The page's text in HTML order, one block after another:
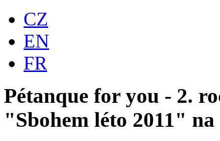
CZ
EN
FR
Pétanque for you - 2.
"Sbohem léto 2011"